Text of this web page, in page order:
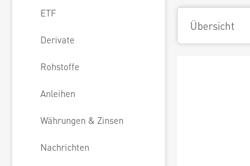
ETF
Derivate
Rohstoffe
Anleihen
Währungen & Zinsen
Nachrichten
Übersicht